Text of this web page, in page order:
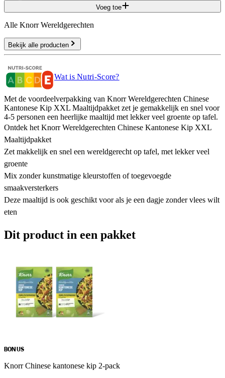
Voeg toe
Alle Knorr Wereldgerechten
Bekijk alle producten
Wat is Nutri-Score?
Met de voordeelverpakking van Knorr Wereldgerechten Chinese
Kantonese Kip XXL Maaltijdpakket zet je gemakkelijk en snel voor
4-5 personen een heerlijke maaltijd met lekker veel groente op tafel.
Ontdek het Knorr Wereldgerechten Chinese Kantonese Kip XXL
Maaltijdpakket
Zet makkelijk en snel een wereldgerecht op tafel, met lekker veel
groente
Mix zonder kunstmatige kleurstoffen of toegevoegde
smaakversterkers
Deze maaltijd is ook geschikt voor als je een dagje zonder vlees wilt
eten
Dit product in een pakket
BONUS
Knorr Chinese kantonese kip 2-pack